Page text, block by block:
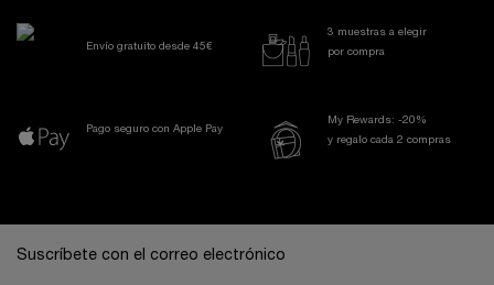
Envío gratuito desde 45€
3 muestras a elegir
por compra
Pago seguro con Apple Pay
My Rewards: -20%
y regalo cada 2 compras
Suscríbete con el correo electrónico